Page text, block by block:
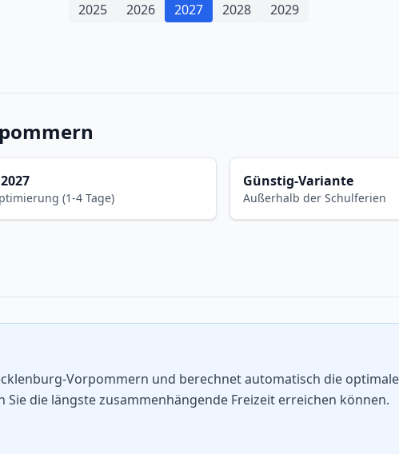
2025 2026 2027 2028 2029
(1-4 Tage)
Günstig-Variante
Außerhalb der Schulferien
Vorpommern und berechnet automatisch die
die längste zusammenhängende Freizeit erreichen können.